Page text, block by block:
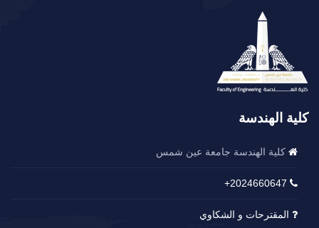
كلية الهندسة
كلية الهندسة جامعة عين شمس
2024660647+
المقترحات و الشكاوي